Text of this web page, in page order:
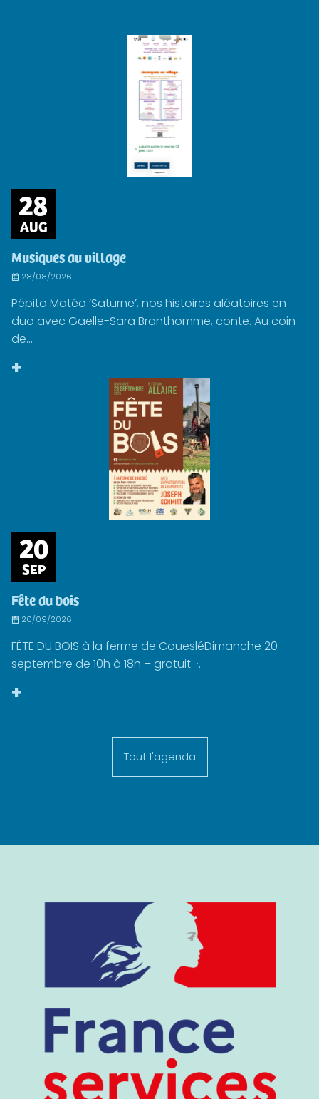
28
AUG
Musiques au village
28/08/2026
Pépito Matéo ‘Saturne’, nos histoires aléatoires en
duo avec Gaëlle-Sara Branthomme, conte. Au coin
de...
+
20
SEP
Fête du bois
20/09/2026
FÊTE DU BOIS à la ferme de CouesléDimanche 20
septembre de 10h à 18h – gratuit ·...
+
Tout l'agenda